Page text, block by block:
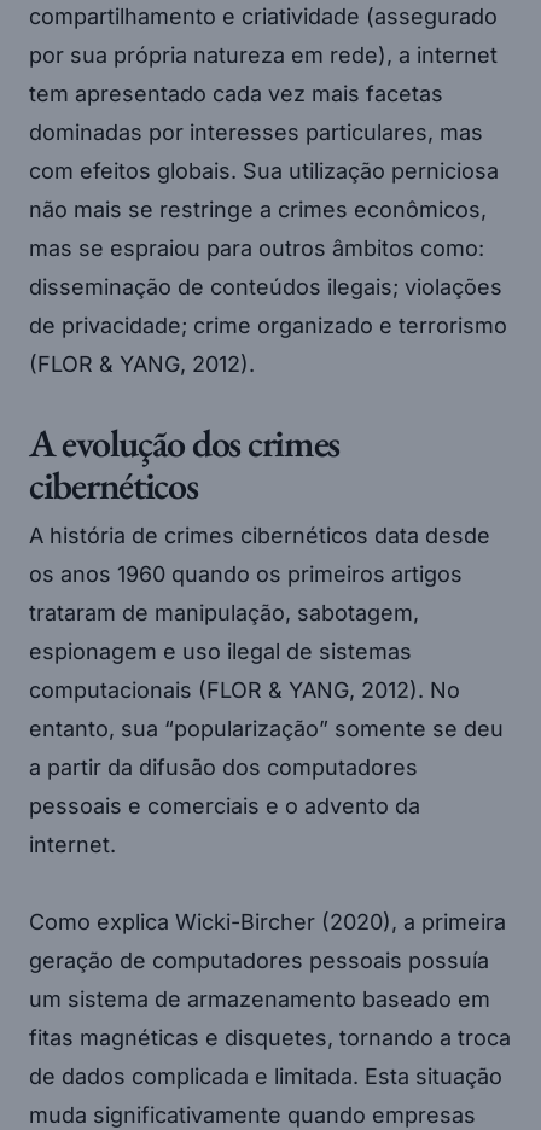
compartilhamento e criatividade (assegurado
por sua própria natureza em rede), a internet
tem apresentado cada vez mais facetas
dominadas por interesses particulares, mas
com efeitos globais. Sua utilização perniciosa
não mais se restringe a crimes econômicos,
mas se espraiou para outros âmbitos como:
disseminação de conteúdos ilegais; violações
de privacidade; crime organizado e terrorismo
(FLOR & YANG, 2012).
A evolução dos crimes
cibernéticos
A história de crimes cibernéticos data desde
os anos 1960 quando os primeiros artigos
trataram de manipulação, sabotagem,
espionagem e uso ilegal de sistemas
computacionais (FLOR & YANG, 2012). No
entanto, sua “popularização” somente se deu
a partir da difusão dos computadores
pessoais e comerciais e o advento da
internet.
Como explica Wicki-Bircher (2020), a primeira
geração de computadores pessoais possuía
um sistema de armazenamento baseado em
fitas magnéticas e disquetes, tornando a troca
de dados complicada e limitada. Esta situação
muda significativamente quando empresas